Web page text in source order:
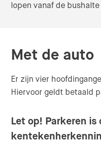
lopen vanaf de
Met de auto
Er zijn vier
Hiervoor geldt betaald
Let op! Parkeren is